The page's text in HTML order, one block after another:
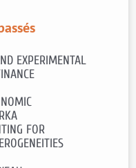
MUSE
ROUSSEL
EXPERIMENTAL
ORA-Plus par
la recherche (
la recherche
FOR